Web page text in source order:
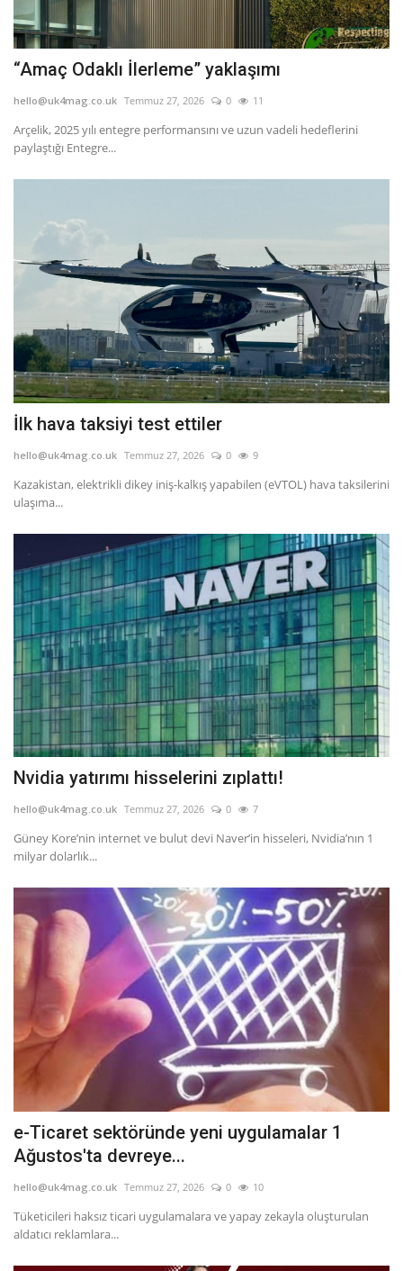
“Amaç Odaklı İlerleme” yaklaşımı
hello@uk4mag.co.uk Temmuz 27, 2026 0 11
Arçelik, 2025 yılı entegre performansını ve uzun vadeli hedeflerini
paylaştığı Entegre...
İlk hava taksiyi test ettiler
hello@uk4mag.co.uk Temmuz 27, 2026 0 9
Kazakistan, elektrikli dikey iniş-kalkış yapabilen (eVTOL) hava taksilerini
ulaşıma...
Nvidia yatırımı hisselerini zıplattı!
hello@uk4mag.co.uk Temmuz 27, 2026 0 7
Güney Kore’nin internet ve bulut devi Naver’in hisseleri, Nvidia’nın 1
milyar dolarlık...
e-Ticaret sektöründe yeni uygulamalar 1
Ağustos'ta devreye...
hello@uk4mag.co.uk Temmuz 27, 2026 0 10
Tüketicileri haksız ticari uygulamalara ve yapay zekayla oluşturulan
aldatıcı reklamlara...